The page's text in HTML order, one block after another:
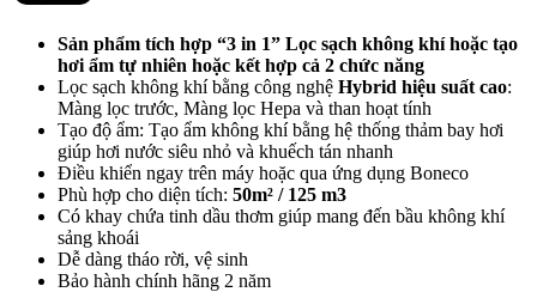
Sản phẩm tích hợp “3 in 1” Lọc sạch không khí hoặc tạo
hơi ẩm tự nhiên hoặc kết hợp cả 2 chức năng
Lọc sạch không khí bằng công nghệ Hybrid hiệu suất cao:
Màng lọc trước, Màng lọc Hepa và than hoạt tính
Tạo độ ẩm: Tạo ẩm không khí bằng hệ thống thảm bay hơi
giúp hơi nước siêu nhỏ và khuếch tán nhanh
Điều khiển ngay trên máy hoặc qua ứng dụng Boneco
Phù hợp cho diện tích: 50m² / 125 m3
Có khay chứa tinh dầu thơm giúp mang đến bầu không khí
sảng khoái
Dễ dàng tháo rời, vệ sinh
Bảo hành chính hãng 2 năm